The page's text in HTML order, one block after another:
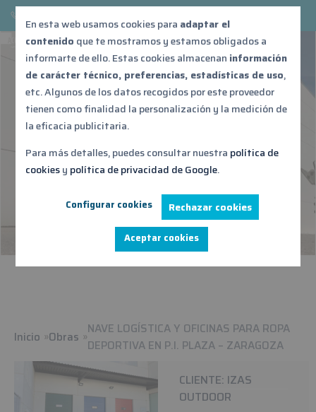
En esta web usamos cookies para adaptar el
contenido que te mostramos y estamos obligados a
informarte de ello. Estas cookies almacenan información
de carácter técnico, preferencias, estadísticas de uso,
etc. Algunos de los datos recogidos por este proveedor
tienen como finalidad la personalización y la medición de
la eficacia publicitaria.
Para más detalles, puedes consultar nuestra política de
cookiesy política de privacidad de Google.
Configurar cookies Rechazar cookies
Aceptar cookies
NAVE LOGÍSTICA Y
OFICINAS PARA ROPA
DEPORTIVA EN P.I.
PLAZA – ZARAGOZA
Inicio Obras NAVE LOGÍSTICA Y OFICINAS PARA ROPA
DEPORTIVA EN P.I. PLAZA – ZARAGOZA
CLIENTE: IZAS
OUTDOOR